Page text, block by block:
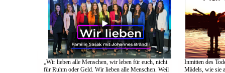
„Wir lieben alle Menschen, wir leben für euch, nicht
für Ruhm oder Geld. Wir lieben alle Menschen. Weil
Inmitten des
Mädels, wie sie